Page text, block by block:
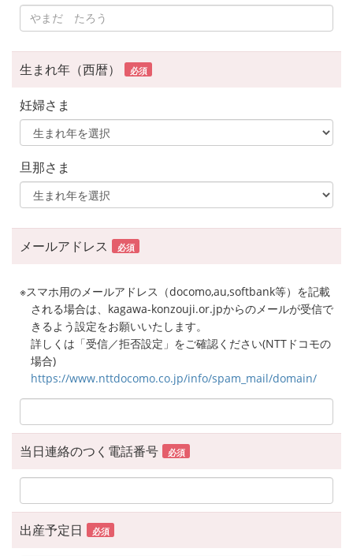
生まれ年（西暦） 必須
妊婦さま
旦那さま
メールアドレス 必須
※スマホ用のメールアドレス（docomo,au,softbank等）を記載
される場合は、kagawa-konzouji.or.jpからのメールが受信で
きるよう設定をお願いいたします。
詳しくは「受信／拒否設定」をご確認ください(NTTドコモの
場合)
https://www.nttdocomo.co.jp/info/spam_mail/domain/
当日連絡のつく電話番号 必須
出産予定日 必須